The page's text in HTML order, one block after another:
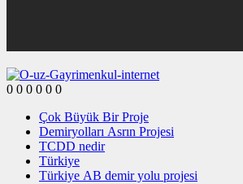
0 0 0 0 0 0
Çok Büyük Bir Proje
Demiryolları Asrın Projesi
TCDD nedir
Türkiye
Türkiye AB demir yolu projesi